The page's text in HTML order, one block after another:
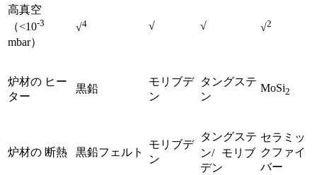
高真空
（<10-3
mbar）
√4 √ √ √2
炉材の ヒー
ター
黒鉛
モリブデ
ン
タングステ
ン
MoSi2
炉材の 断熱 黒鉛フェルト
モリブデ
ン
タングステ
ン/ モリブ
デン
セラミッ
クファイ
バー